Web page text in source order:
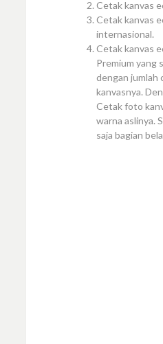
Cetak kanvas
Cetak kanvas
internasional.
Cetak kanvas
Premium yang
dengan jumlah
kanvasnya.
Cetak foto
warna aslinya.
saja bagian